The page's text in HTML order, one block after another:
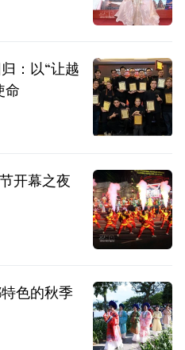
：以“让越
命
开幕之夜
色的秋季